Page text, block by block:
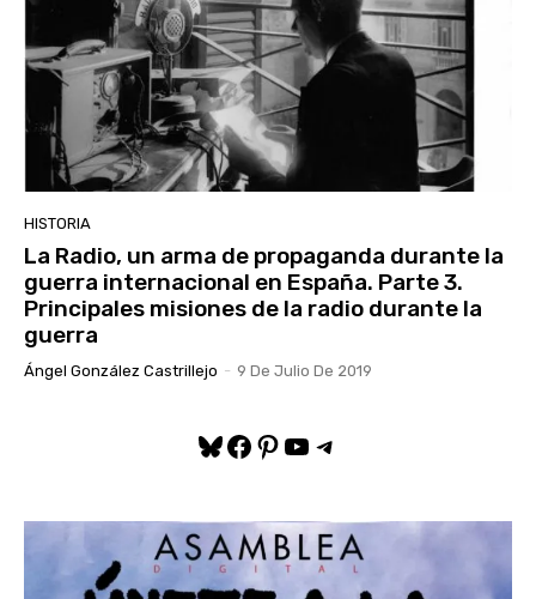
HISTORIA
La Radio, un arma de propaganda durante la
guerra internacional en España. Parte 3.
Principales misiones de la radio durante la
guerra
Ángel González Castrillejo - 9 De Julio De 2019
Bluesky
Facebook
Pinterest
YouTube
Telegram